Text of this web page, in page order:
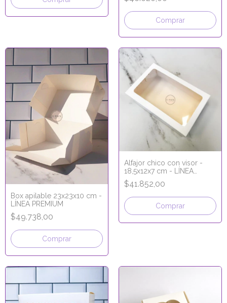
Comprar
Box apilable 23x23x10 cm -
LÍNEA PREMIUM
$49.738,00
Comprar
Alfajor chico con visor -
18,5x12x7 cm - LÍNEA
PREMIUM
$41.852,00
Comprar